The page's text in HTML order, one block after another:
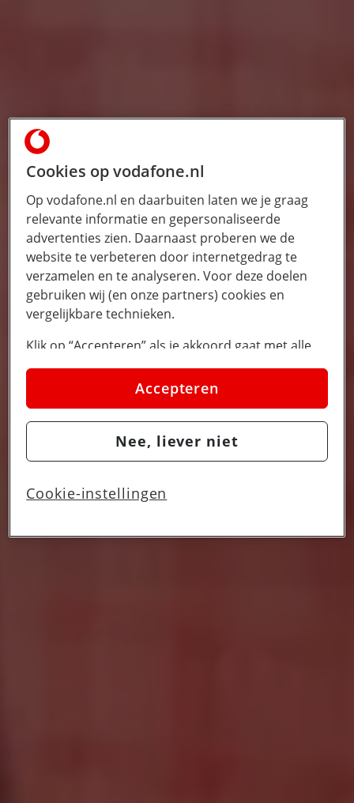
Cookies op vodafone.nl
Op vodafone.nl en daarbuiten laten we je graag
relevante informatie en gepersonaliseerde
advertenties zien. Daarnaast proberen we de
website te verbeteren door internetgedrag te
verzamelen en te analyseren. Voor deze doelen
gebruiken wij (en onze partners) cookies en
vergelijkbare technieken.
Klik op “Accepteren” als je akkoord gaat met alle
cookies. Kies je voor “Nee, liever niet”, dan
plaatsen we alleen strikt noodzakelijke cookies om
de website goed te laten werken. Dat betekent dat
we geen vormen van personalisatie toepassen.
Via cookie instellingen kan je zelf bepalen welke
wijzigen of intrekken op de
Accepteren
Nee, liever niet
Cookie-instellingen